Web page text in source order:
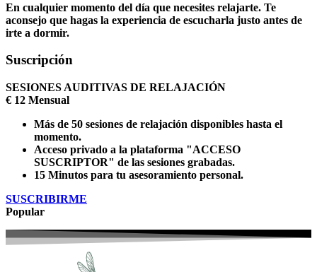
En cualquier momento del día que necesites relajarte. Te
aconsejo que hagas la experiencia de escucharla justo antes de
irte a dormir.
Suscripción
SESIONES AUDITIVAS DE RELAJACIÓN
€ 12 Mensual
Más de 50 sesiones de relajación disponibles hasta el
momento.
Acceso privado a la plataforma "ACCESO
SUSCRIPTOR" de las sesiones grabadas.
15 Minutos para tu asesoramiento personal.
SUSCRIBIRME
Popular